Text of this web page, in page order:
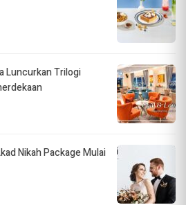
Luncurkan Trilogi
Nikah Package Mulai